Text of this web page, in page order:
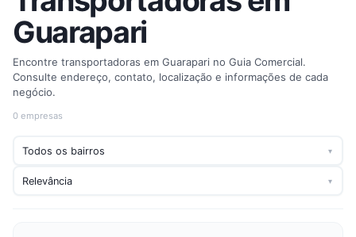
Guarapari
Encontre transportadoras em Guarapari no Guia Comercial.
Consulte endereço, contato, localização e informações de cada
negócio.
0 empresas
▾
▾